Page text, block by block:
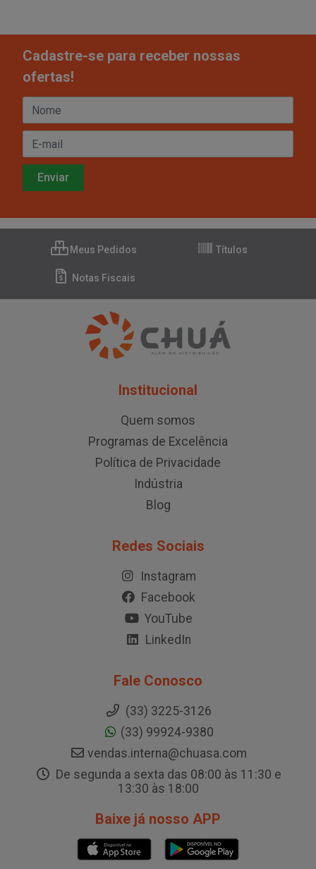
Cadastre-se para receber nossas
ofertas!
Meus Pedidos Títulos
Notas Fiscais
Institucional
Quem somos
Programas de Excelência
Política de Privacidade
Indústria
Blog
Redes Sociais
Instagram
Facebook
YouTube
LinkedIn
Fale Conosco
(33) 3225-3126
(33) 99924-9380
vendas.interna@chuasa.com
De segunda a sexta das 08:00 às 11:30 e
13:30 às 18:00
Baixe já nosso APP